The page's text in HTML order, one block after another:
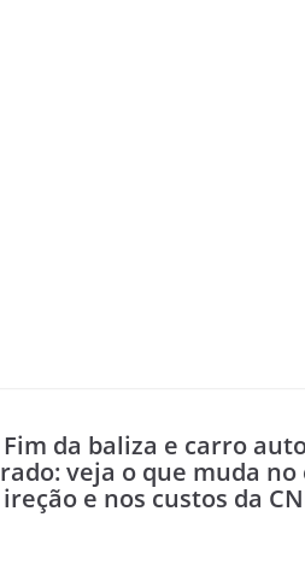
Fim da baliza e carro
rado: veja o que muda no
ireção e nos custos da